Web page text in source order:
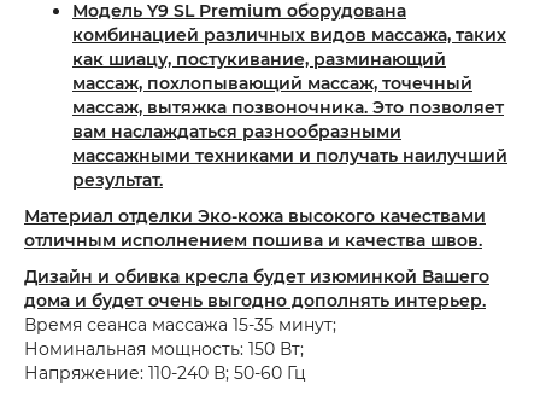
Модель Y9 SL Premium оборудована
комбинацией различных видов массажа, таких
как шиацу, постукивание, разминающий
массаж, похлопывающий массаж, точечный
массаж, вытяжка позвоночника. Это позволяет
вам наслаждаться разнообразными
массажными техниками и получать наилучший
результат.
Материал отделки Эко-кожа высокого качествами
отличным исполнением пошива и качества швов.
Дизайн и обивка кресла будет изюминкой Вашего
дома и будет очень выгодно дополнять интерьер.
Время сеанса массажа 15-35 минут;
Номинальная мощность: 150 Вт;
Напряжение: 110-240 В; 50-60 Гц